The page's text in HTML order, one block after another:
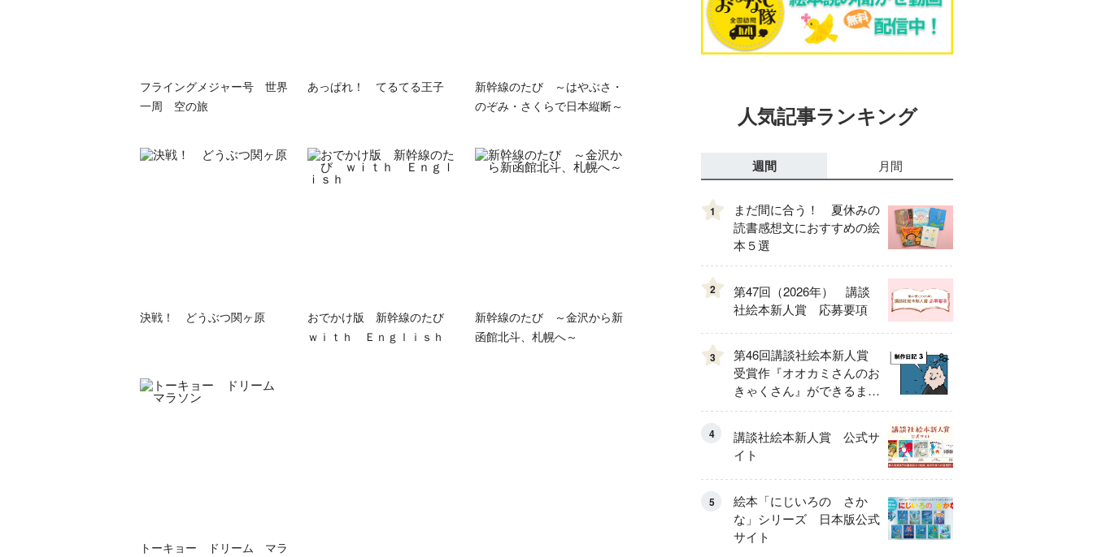
フライングメジャー号 世界
一周 空の旅
あっぱれ！ てるてる王子
新幹線のたび ～はやぶさ・
のぞみ・さくらで日本縦断～
決戦！ どうぶつ関ヶ原
おでかけ版 新幹線のたび
ｗｉｔｈ Ｅｎｇｌｉｓｈ
新幹線のたび ～金沢から新
函館北斗、札幌へ～
トーキョー ドリーム マラ
人気記事ランキング
週間 月間
1
まだ間に合う！ 夏休みの
読書感想文におすすめの絵
本５選
2
第47回（2026年） 講談
社絵本新人賞 応募要項
3
第46回講談社絵本新人賞
受賞作『オオカミさんのお
きゃくさん』ができるまで
③
4
講談社絵本新人賞 公式サ
イト
5
絵本「にじいろの さか
な」シリーズ 日本版公式
サイト